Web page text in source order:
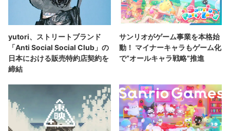
yutori、ストリートブランド
「Anti Social Social Club」の
日本における販売特約店契約を
締結
サンリオがゲーム事業を本格始
動！ マイナーキャラもゲーム化
で“オールキャラ戦略”推進